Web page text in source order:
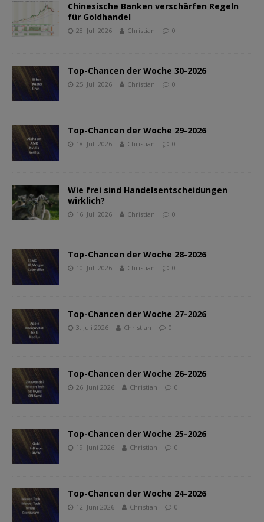
Chinesische Banken verschärfen Regeln
für Goldhandel
28. Juli 2026 Christian 0
Top-Chancen der Woche 30-2026
25. Juli 2026 Christian 0
Top-Chancen der Woche 29-2026
18. Juli 2026 Christian 0
Wie frei sind Handelsentscheidungen
wirklich?
16. Juli 2026 Christian 0
Top-Chancen der Woche 28-2026
10. Juli 2026 Christian 0
Top-Chancen der Woche 27-2026
3. Juli 2026 Christian 0
Top-Chancen der Woche 26-2026
26. Juni 2026 Christian 0
Top-Chancen der Woche 25-2026
19. Juni 2026 Christian 0
Top-Chancen der Woche 24-2026
12. Juni 2026 Christian 0